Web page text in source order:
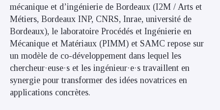
mécanique et d’ingénierie de Bordeaux (I2M / Arts et
Métiers, Bordeaux INP, CNRS, Inrae, université de
Bordeaux), le laboratoire Procédés et Ingénierie en
Mécanique et Matériaux (PIMM) et SAMC repose sur
un modèle de co-développement dans lequel les
chercheur·euse·s et les ingénieur·e·s travaillent en
synergie pour transformer des idées novatrices en
applications concrètes.